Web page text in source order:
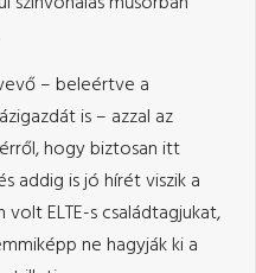
– beleértve a
is – azzal az
hogy biztosan itt
addig is jó hírét viszik a
ELTE-s családtagjukat,
ne hagyják ki a